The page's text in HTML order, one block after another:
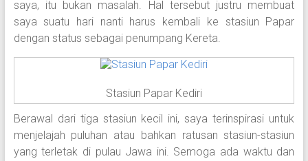
saya, itu bukan masalah. Hal tersebut justru membuat
saya suatu hari nanti harus kembali ke stasiun Papar
dengan status sebagai penumpang Kereta.
Stasiun Papar Kediri
Berawal dari tiga stasiun kecil ini, saya terinspirasi untuk
menjelajah puluhan atau bahkan ratusan stasiun-stasiun
yang terletak di pulau Jawa ini. Semoga ada waktu dan